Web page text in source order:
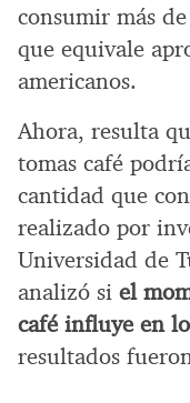
consumir más
que equivale
americanos.
Ahora, resulta
tomas café
cantidad que
realizado por
Universidad de
analizó si el
café influye en
resultados